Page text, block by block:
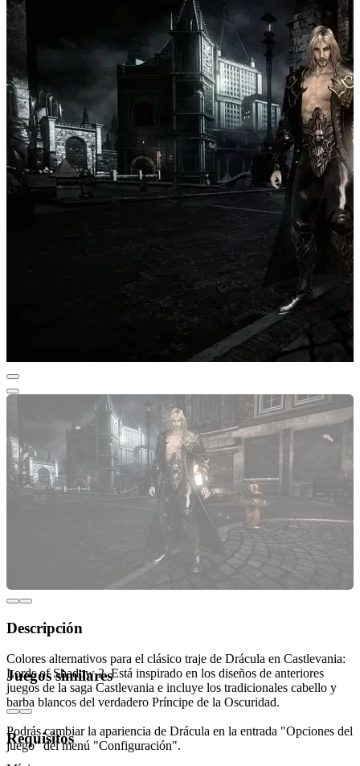
Descripción
Colores alternativos para el clásico traje de Drácula en Castlevania:
Lords of Shadow 2. Está inspirado en los diseños de anteriores
juegos de la saga Castlevania e incluye los tradicionales cabello y
barba blancos del verdadero Príncipe de la Oscuridad.
Podrás cambiar la apariencia de Drácula en la entrada "Opciones del
juego" del menú "Configuración".
Juegos similares
Requisitos